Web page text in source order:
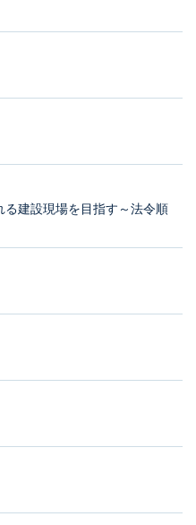
る建設現場を目指す～法令順